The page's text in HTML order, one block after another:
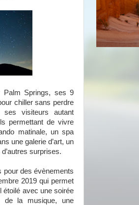
Palm Springs, ses 9
chiller sans perdre
visiteurs autant
permettant de vivre
matinale, un spa
une galerie d’art, un
surprises.
pour des évènements
2019 qui permet
étoilé avec une soirée
la musique, une